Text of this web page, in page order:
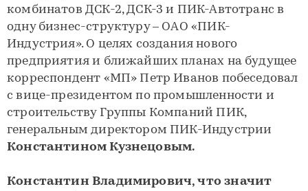
комбинатов ДСК-2, ДСК-3 и ПИК-Автотранс в
одну бизнес-структуру – ОАО «ПИК-
Индустрия». О целях создания нового
предприятия и ближайших планах на будущее
корреспондент «МП» Петр Иванов побеседовал
с вице-президентом по промышленности и
строительству Группы Компаний ПИК,
генеральным директором ПИК-Индустрии
Константином Кузнецовым.
Константин Владимирович, что значит